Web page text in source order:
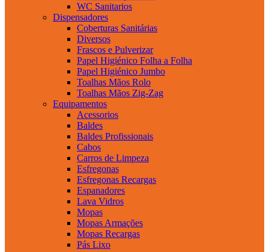
WC Sanitarios
Dispensadores
Coberturas Sanitárias
Diversos
Frascos e Pulverizar
Papel Higiénico Folha a Folha
Papel Higiénico Jumbo
Toalhas Mãos Rolo
Toalhas Mãos Zig-Zag
Equipamentos
Acessorios
Baldes
Baldes Profissionais
Cabos
Carros de Limpeza
Esfregonas
Esfregonas Recargas
Espanadores
Lava Vidros
Mopas
Mopas Armações
Mopas Recargas
Pás Lixo